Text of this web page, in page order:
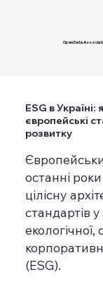
Open Data
ESG в Україні:
європейські
розвитку
останні
цілісну
стандартів
екологічної,
(ESG).